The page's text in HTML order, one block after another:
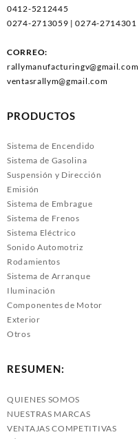
0412-5212445
0274-2713059 | 0274-2714301
CORREO:
rallymanufacturingv@gmail.com
ventasrallym@gmail.com
PRODUCTOS
Sistema de Encendido
Sistema de Gasolina
Suspensión y Dirección
Emisión
Sistema de Embrague
Sistema de Frenos
Sistema Eléctrico
Sonido Automotriz
Rodamientos
Sistema de Arranque
Iluminación
Componentes de Motor
Exterior
Otros
RESUMEN:
QUIENES SOMOS
NUESTRAS MARCAS
VENTAJAS COMPETITIVAS